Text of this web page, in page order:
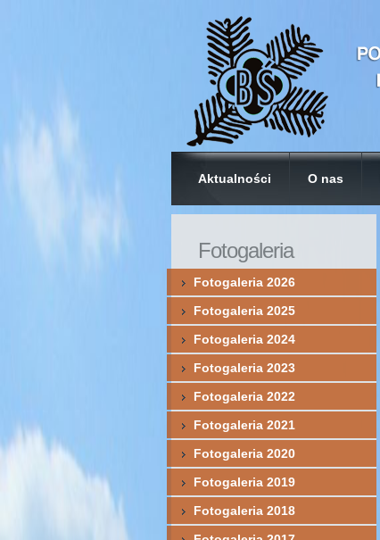
Aktualności O nas
Fotogaleria
Fotogaleria 2026
Fotogaleria 2025
Fotogaleria 2024
Fotogaleria 2023
Fotogaleria 2022
Fotogaleria 2021
Fotogaleria 2020
Fotogaleria 2019
Fotogaleria 2018